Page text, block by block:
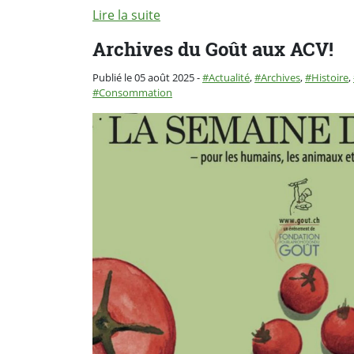
Lire la suite
Archives du Goût aux ACV!
Publié le 05 août 2025-Catégorie :
Actualité, Archives, Histoire,
Consommation